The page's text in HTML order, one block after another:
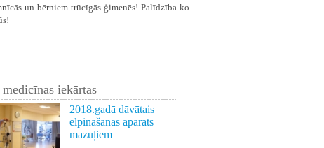
un bērniem trūcīgās ģimenēs! Palīdzība ko
iekārtas
2018.gadā dāvātais
elpināšanas aparāts
mazuļiem